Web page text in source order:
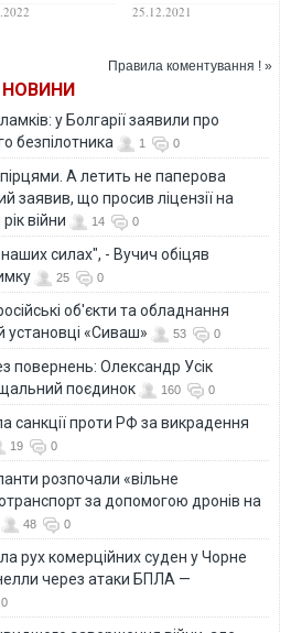
энергию
25.12.2021
Правила коментування ! »
НОВИНИ
у Болгарії заявили про
безпілотника
1 0
А летить не паперова
заявив, що просив ліцензії на
війни
14 0
силах", - Вучич обіцяв
25 0
об'єкти та обладнання
установці «Сиваш»
53 0
повернень: Олександр Усік
поєдинок
160 0
санкції проти РФ за викрадення
19 0
розпочали «вільне
за допомогою дронів на
48 0
рух комерційних суден у Чорне
через атаки БПЛА —
0